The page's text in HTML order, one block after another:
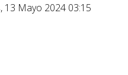
13 Mayo 2024 03:15